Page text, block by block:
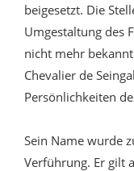
beigesetzt. Die
Umgestaltung des
nicht mehr
Chevalier de
Persönlichkeiten
Sein Name wurde
Verführung. Er gilt